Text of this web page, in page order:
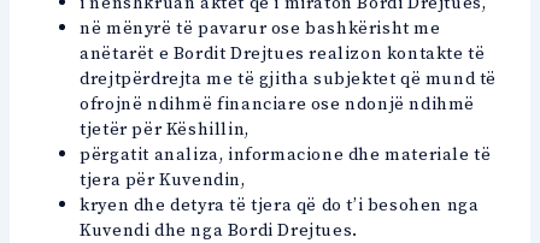
në mënyrë të pavarur ose bashkërisht me
anëtarët e Bordit Drejtues realizon kontakte të
drejtpërdrejta me të gjitha subjektet që mund të
ofrojnë ndihmë financiare ose ndonjë ndihmë
tjetër për Këshillin,
përgatit analiza, informacione dhe materiale të
tjera për Kuvendin,
kryen dhe detyra të tjera që do t’i besohen nga
Kuvendi dhe nga Bordi Drejtues.